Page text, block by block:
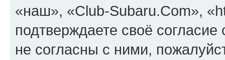
«наш», «Club-Subaru.Com»,
подтверждаете своё
не согласны с ними,